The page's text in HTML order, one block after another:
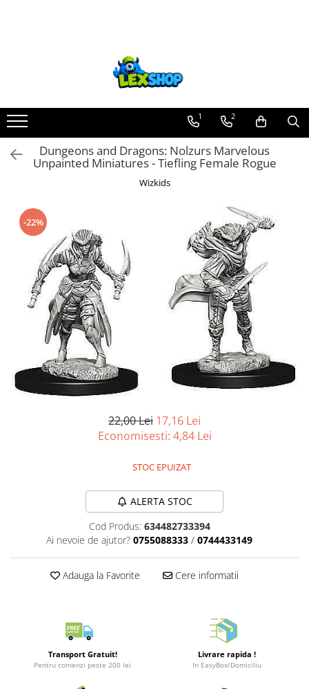
Board Games
Extensii boardgames
Card Games (jocuri cu carti)
Party Games (jocuri de petrecere)
Jocuri pentru copii
Smart Games
Puzzle-uri logice
Jocuri cu miniaturi
Battletech
Final Girl - solo game
Miniaturi Arkham Horror
Miniaturi HEROCLIX
Accesorii pentru boardgames
Protectii carti (Sleeves)
Deck Boxes/Cutii pentru carti
Portofolii/ Clasoare pentru carti
The Army Painter
Carti
Carti de joc
Merch Lex Hobby Store
Sepci
1 2
Dungeons and Dragons: Nolzurs Marvelous
Unpainted Miniatures - Tiefling Female Rogue
Wizkids
-22%
22,00 Lei 17,16 Lei
Economisesti: 4,84 Lei
STOC EPUIZAT
ALERTA STOC
Cod Produs: 634482733394
Ai nevoie de ajutor? 0755088333 / 0744433149
Adauga la Favorite Cere informatii
Transport Gratuit!
Pentru comenzi peste 200 lei
Livrare rapida !
In EasyBox/Domiciliu